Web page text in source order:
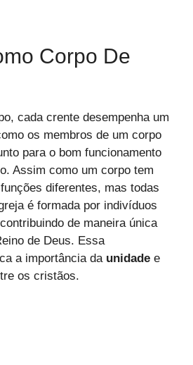
Corpo De
cada crente desempenha um
os membros de um corpo
para o bom funcionamento
Assim como um corpo tem
diferentes, mas todas
é formada por indivíduos
de maneira única
de Deus. Essa
a importância da unidade e
os cristãos.